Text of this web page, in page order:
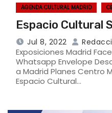
AGENDA CULTURAL MADRID
Espacio Cultural
Jul 8, 2022
Exposiciones Madrid
Whatsapp Envelope
a Madrid Planes Centro
Espacio Cultural…